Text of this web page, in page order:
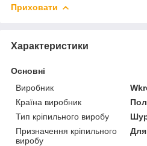
Приховати
Характеристики
Основні
Виробник
Країна виробник
Тип кріпильного виробу
Призначення кріпильного
виробу